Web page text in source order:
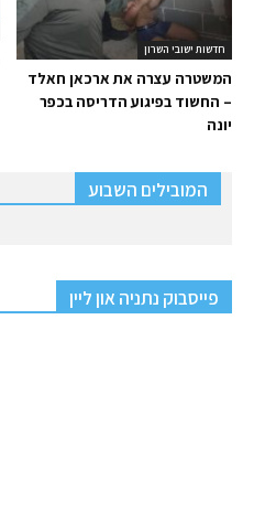
חדשות ישובי השרון
המשטרה עצרה את ארכאן חאלד
– החשוד בפיגוע הדריסה בכפר
יונה
המובילים השבוע
פייסבוק נתניה און ליין